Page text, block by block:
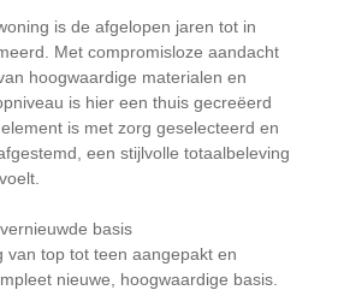
is de afgelopen jaren tot in
Met compromisloze aandacht
hoogwaardige materialen en
is hier een thuis gecreëerd
is met zorg geselecteerd en
een stijlvolle totaalbeleving
basis
van top tot teen aangepakt en
nieuwe, hoogwaardige basis.